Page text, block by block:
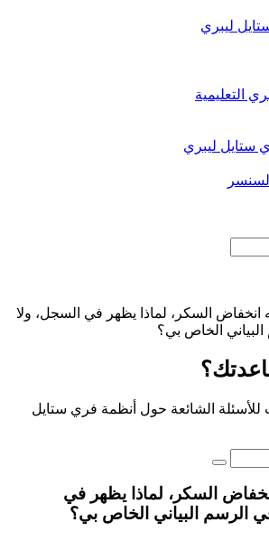
ليبري
التعليمية
ستايل ليبري
انخفاض السكر، لماذا يظهر في السجل، ولا
الخاص بي؟
للأسئلة الشائعة حول أنظمة فري ستايل
السكر، لماذا يظهر في
الرسم البياني الخاص بي؟